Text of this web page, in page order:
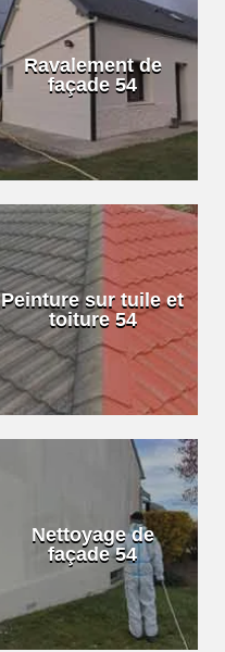
Ravalement de
façade 54
Peinture sur tuile et
toiture 54
Nettoyage de
façade 54